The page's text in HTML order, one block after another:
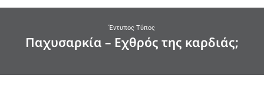
Έντυπος Τύπος
Παχυσαρκία – Εχθρός της καρδιάς;